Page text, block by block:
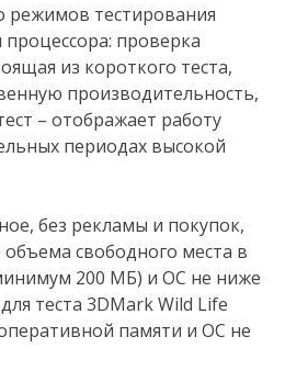
режимов тестирования
проверка
из короткого теста,
производительность,
– отображает работу
периодах высокой
без рекламы и покупок,
свободного места в
200 МБ) и ОС не ниже
теста 3DMark Wild Life
памяти и ОС не